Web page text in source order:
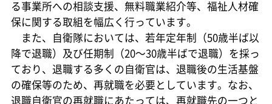
る事業所への相談支援、無料職業紹介等、福祉人材確
保に関する取組を幅広く行っています。
また、自衛隊においては、若年定年制（50歳半ば以
降で退職）及び任期制（20～30歳半ばで退職）を採っ
ており、退職する多くの自衛官は、退職後の生活基盤
の確保等のため、再就職を必要としています。なお、
退職自衛官の再就職にあたっては、再就職先の一つと